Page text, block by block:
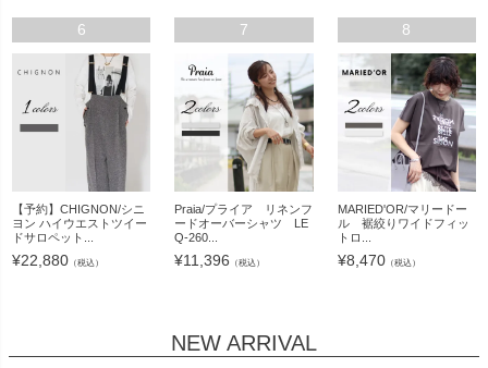
6
【予約】CHIGNON/シニ
ヨン ハイウエストツイー
ドサロペット...
¥22,880 （税込）
7
Praia/プライア リネンフ
ードオーバーシャツ LE
Q-260...
¥11,396 （税込）
8
MARIED'OR/マリードー
ル 裾絞りワイドフィッ
トロ...
¥8,470（税込）
NEW ARRIVAL